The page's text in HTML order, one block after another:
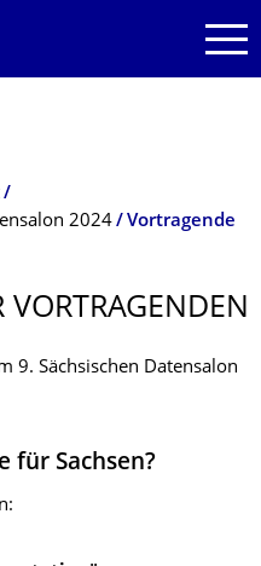
2024 Vortragende
VORTRAGENDEN
9. Sächsischen Datensalon
für Sachsen?